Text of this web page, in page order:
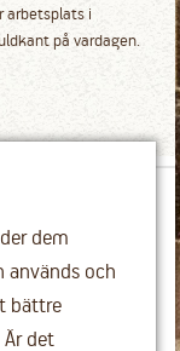
arbetsplats i
på vardagen.
I VÄVEN).
& BRÖDBUTIK:
dem
används och
bättre
det